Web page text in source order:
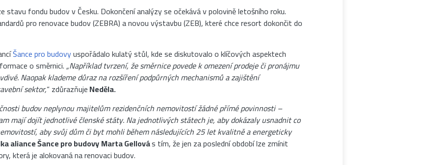
stavu fondu budov v Česku. Dokončení analýzy se očekává v polovině letošního roku.
pro renovace budov (ZEBRA) a novou výstavbu (ZEB), které chce resort dokončit do
Šance pro budovyuspořádalo kulatý stůl, kde se diskutovalo o klíčových aspektech
o směrnici.„Například tvrzení, že směrnice povede k omezení prodeje či pronájmu
Naopak klademe důraz na rozšíření podpůrných mechanismů a zajištění
sektor,“ zdůrazňujeNeděla.
budov neplynou majitelům rezidenčních nemovitostí žádné přímé povinnosti –
mají dojít jednotlivé členské státy. Na jednotlivých státech je, aby dokázaly usnadnit co
aby svůj dům či byt mohli během následujících 25 let kvalitně a energeticky
aliance Šance pro budovyMarta Gellovás tím, že jen za poslední období lze zmínit
která je alokovaná na renovaci budov.